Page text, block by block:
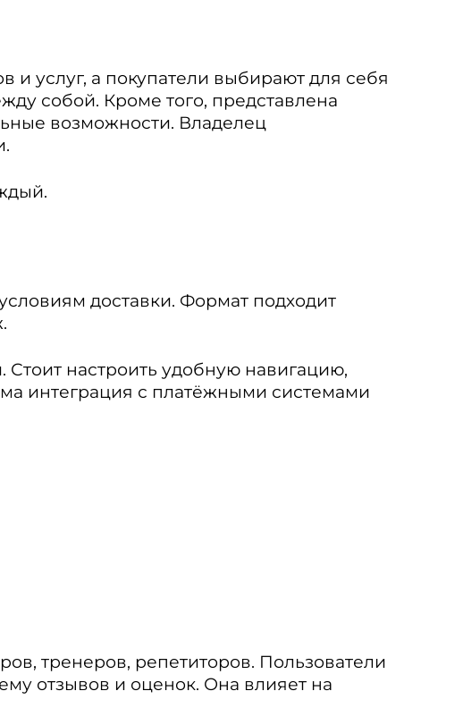
услуг, а покупатели выбирают для себя
собой. Кроме того, представлена
возможности. Владелец
доставки. Формат подходит
настроить удобную навигацию,
интеграция с платёжными системами
тренеров, репетиторов. Пользователи
отзывов и оценок. Она влияет на